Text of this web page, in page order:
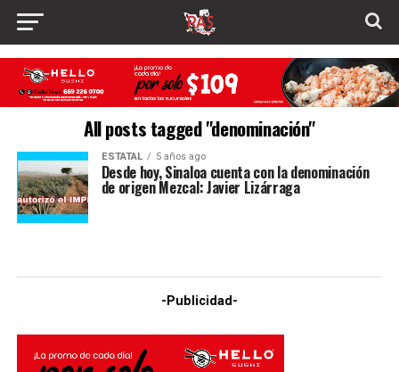
All posts tagged "denominación"
ESTATAL 5 años ago
Desde hoy, Sinaloa cuenta con la denominación
de origen Mezcal: Javier Lizárraga
-Publicidad-